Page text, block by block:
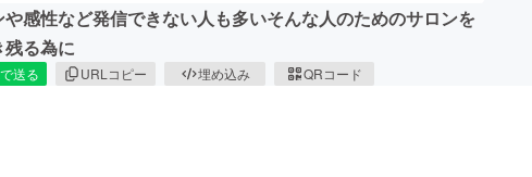
感性など発信できない人も多いそんな人のためのサロンを
る為に
送る URLコピー 埋め込み QRコード